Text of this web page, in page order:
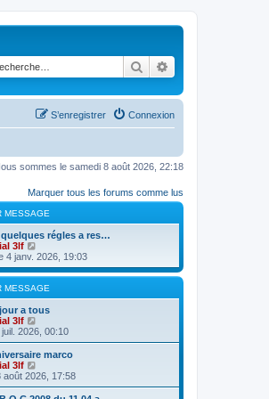
Rechercher
Connexion
S’enregistrer
sommes le samedi 8 août 2026, 22:18
Marquer tous les forums comme lus
MESSAGE
quelques régles a res…
3lf
o
i
r
l
e
d
r
n
i
r
e
4 janv. 2026, 19:03
MESSAGE
a tous
3lf
o
i
r
e
e
2026, 00:10
marco
3lf
o
i
r
août 2026, 17:58